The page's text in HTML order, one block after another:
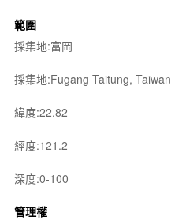
範圍
採集地:富岡
採集地:Fugang Taitung, Taiwan
緯度:22.82
經度:121.2
深度:0-100
管理權